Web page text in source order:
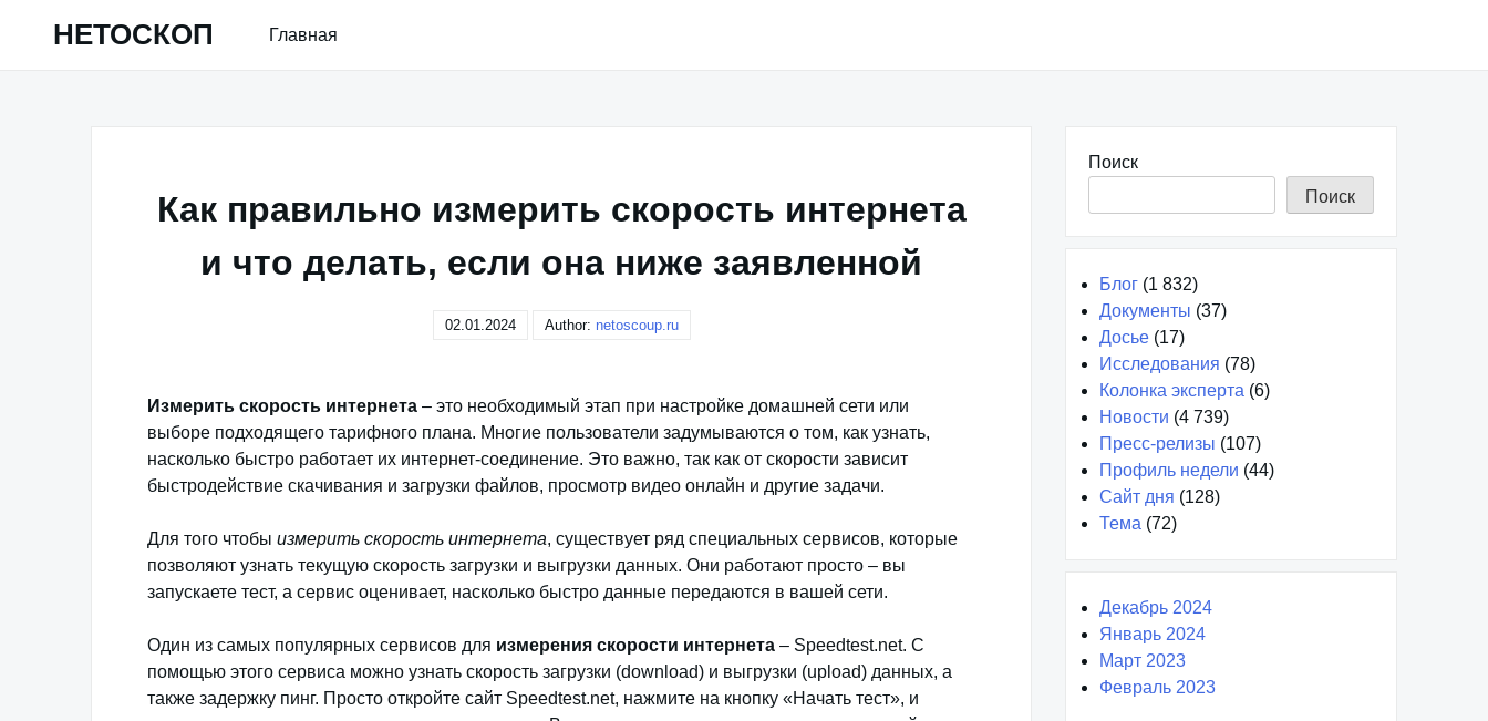
НЕТОСКОП Главная
Как правильно измерить скорость интернета
и что делать, если она ниже заявленной
02.01.2024 Author: netoscoup.ru
Измерить скорость интернета – это необходимый этап при настройке домашней сети или
выборе подходящего тарифного плана. Многие пользователи задумываются о том, как узнать,
насколько быстро работает их интернет-соединение. Это важно, так как от скорости зависит
быстродействие скачивания и загрузки файлов, просмотр видео онлайн и другие задачи.
Для того чтобы измерить скорость интернета, существует ряд специальных сервисов, которые
позволяют узнать текущую скорость загрузки и выгрузки данных. Они работают просто – вы
запускаете тест, а сервис оценивает, насколько быстро данные передаются в вашей сети.
Один из самых популярных сервисов для измерения скорости интернета – Speedtest.net. С
помощью этого сервиса можно узнать скорость загрузки (download) и выгрузки (upload) данных, а
также задержку пинг. Просто откройте сайт Speedtest.net, нажмите на кнопку «Начать тест», и
Поиск
Поиск
Блог (1 832)
Документы (37)
Досье (17)
Исследования (78)
Колонка эксперта (6)
Новости (4 739)
Пресс-релизы (107)
Профиль недели (44)
Сайт дня (128)
Тема (72)
Декабрь 2024
Январь 2024
Март 2023
Февраль 2023